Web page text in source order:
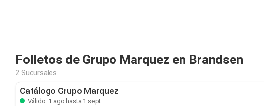
Folletos de Grupo Marquez en Brandsen
2 Sucursales
Catálogo Grupo Marquez
Válido: 1 ago hasta 1 sept